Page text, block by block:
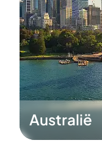
Australië